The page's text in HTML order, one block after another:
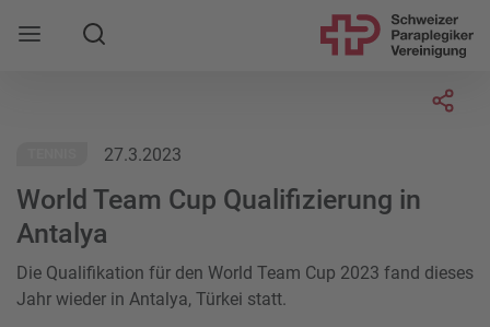
Mobile Navigation öffnen
Suche
27.3.2023
World Team Cup Qualifizierung in
Antalya
Die Qualifikation für den World Team Cup 2023 fand dieses
Jahr wieder in Antalya, Türkei statt.